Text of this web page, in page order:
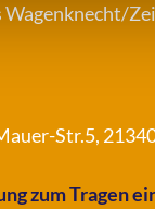
Str.5,
zum Tragen